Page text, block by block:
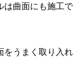
は曲面にも施工で
をうまく取り入れ